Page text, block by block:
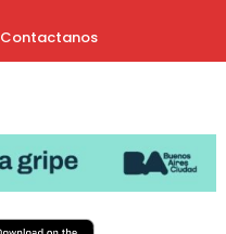
Contactanos